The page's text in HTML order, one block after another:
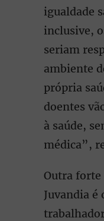
igualdade
inclusive,
seriam
ambiente
própria
doentes
à saúde,
médica”,
Outra forte
Juvandia é